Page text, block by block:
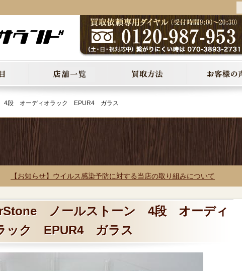
4段 オーディオラック EPUR4 ガラス
【お知らせ】ウイルス感染予防に対する当店の取り組みについて
ノールストーン 4段 オーディ
ック EPUR4 ガラス